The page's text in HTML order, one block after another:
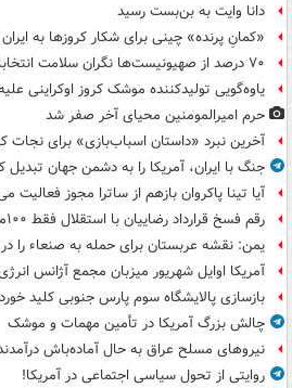
دانا وایت به بن‌بست رسید
«کمانِ پرنده» چینی برای شکار کروزها به
۷۰ درصد از صهیونیست‌ها نگران سلامت انتخابات هستند
یاوه‌گویی تولیدکننده موشک کروز اوکراینی
حرم امیرالمومنین محیای آخر صفر شد
آخرین نبرد «داستان اسباب‌بازی» برای نجات
جنگ با ایران، آمریکا را به دشمن جهان تبدیل
آیا تینا پاکروان بازهم از ساترا مجوز فعالیت
رقم فسخ قرارداد رضاییان با استقلال فقط ۱۰۰میلیون تومان!
یمن: نقشه عربستان برای حمله به صنعاء را
آمریکا اوایل شهریور میزبان مجمع آژانس
بازسازی پالایشگاه سوم پارس جنوبی کلید خورد
چالش بزرگ آمریکا در تأمین مهمات و موشک
نیروهای مسلح عراق به حال آماده‌باش
روایتی از تحول سیاسی اجتماعی در آمریکا!